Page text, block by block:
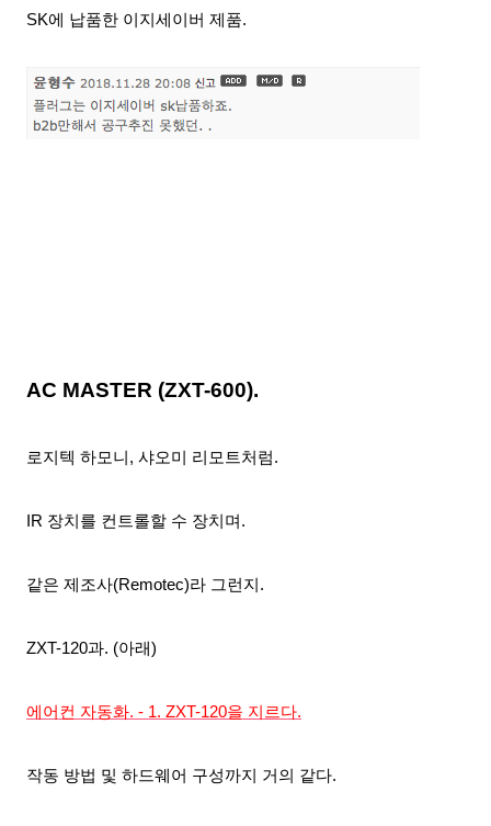
SK에 납품한 이지세이버 제품.
AC MASTER (ZXT-600).
로지텍 하모니, 샤오미 리모트처럼.
IR 장치를 컨트롤할 수 장치며.
같은 제조사(Remotec)라 그런지.
ZXT-120과. (아래)
에어컨 자동화. - 1. ZXT-120을 지르다.
작동 방법 및 하드웨어 구성까지 거의 같다.